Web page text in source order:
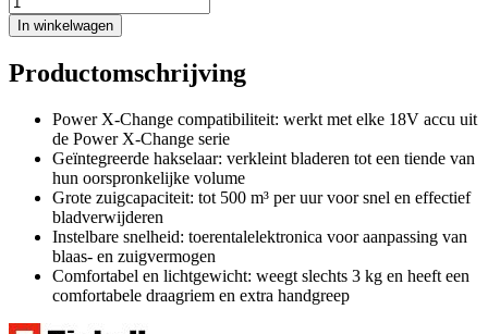
In winkelwagen
Productomschrijving
Power X-Change compatibiliteit: werkt met elke 18V accu uit
de Power X-Change serie
Geïntegreerde hakselaar: verkleint bladeren tot een tiende van
hun oorspronkelijke volume
Grote zuigcapaciteit: tot 500 m³ per uur voor snel en effectief
bladverwijderen
Instelbare snelheid: toerentalelektronica voor aanpassing van
blaas- en zuigvermogen
Comfortabel en lichtgewicht: weegt slechts 3 kg en heeft een
comfortabele draagriem en extra handgreep